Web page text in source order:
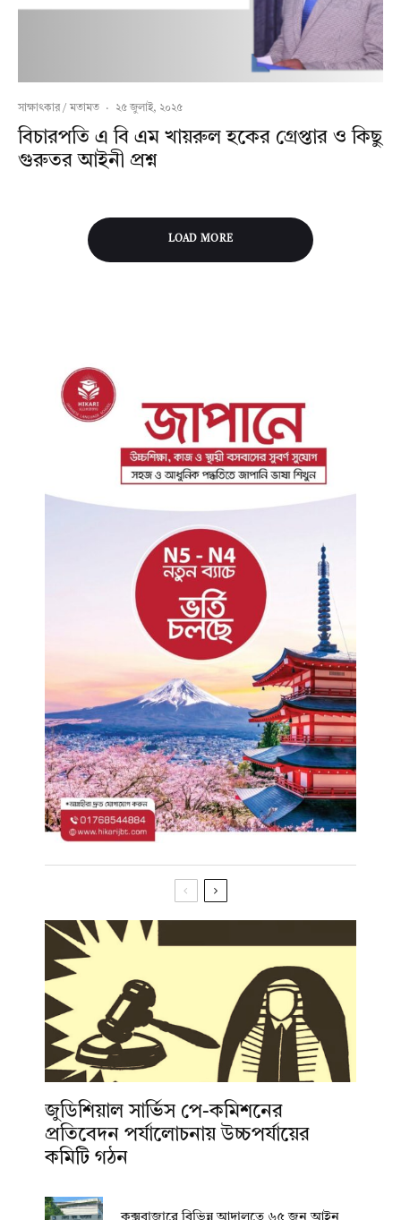
সাক্ষাৎকার / মতামত · ২৫ জুলাই, ২০২৫
বিচারপতি এ বি এম খায়রুল হকের গ্রেপ্তার ও কিছু
গুরুতর আইনী প্রশ্ন
LOAD MORE
জুডিশিয়াল সার্ভিস পে-কমিশনের
প্রতিবেদন পর্যালোচনায় উচ্চপর্যায়ের
কমিটি গঠন